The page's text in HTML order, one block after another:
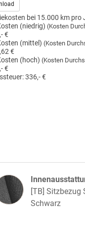
bei 15.000 km pro
(niedrig)(Kosten
€
(mittel)(Kosten
€
(hoch)(Kosten
€
336,- €
[TB] Sitzbezug
Schwarz